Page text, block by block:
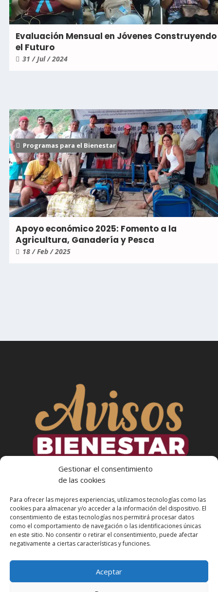
Gestionar el consentimiento
de las cookies
Para ofrecer las mejores experiencias, utilizamos tecnologías como las
cookies para almacenar y/o acceder a la información del dispositivo. El
consentimiento de estas tecnologías nos permitirá procesar datos
como el comportamiento de navegación o las identificaciones únicas
en este sitio. No consentir o retirar el consentimiento, puede afectar
negativamente a ciertas características y funciones.
Aceptar
Evaluación Mensual en Jóvenes Construyendo
el Futuro
31 / Jul / 2024
Programas para el Bienestar
Apoyo económico 2025: Fomento a la
Agricultura, Ganadería y Pesca
18 / Feb / 2025
Más Informacion